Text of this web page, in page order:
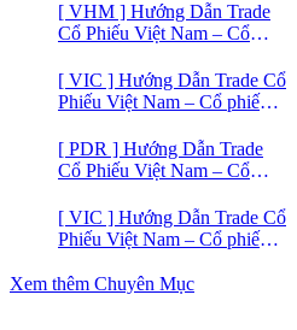
[ VHM ] Hướng Dẫn Trade
Cổ Phiếu Việt Nam – Cổ
[ VIC ] Hướng Dẫn Trade Cổ
Phiếu Việt Nam – Cổ phiếu
[ PDR ] Hướng Dẫn Trade
Cổ Phiếu Việt Nam – Cổ
[ VIC ] Hướng Dẫn Trade Cổ
Phiếu Việt Nam – Cổ phiếu
Xem thêm Chuyên Mục